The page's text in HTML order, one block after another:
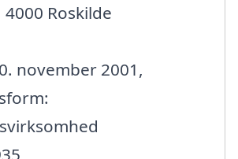
Roskilde
november 2001,